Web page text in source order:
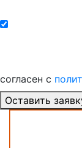
согласен с
Оставить